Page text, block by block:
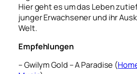
Hier geht es um das Leben
junger Erwachsener und ihr
Welt.
Empfehlungen
– Gwilym Gold – A Paradise (